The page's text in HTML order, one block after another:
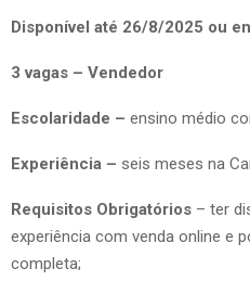
Disponível até 26/8/2025 ou
3 vagas – Vendedor
Escolaridade – ensino médio
Experiência – seis meses na
Requisitos Obrigatórios – ter
experiência com venda online e
completa;